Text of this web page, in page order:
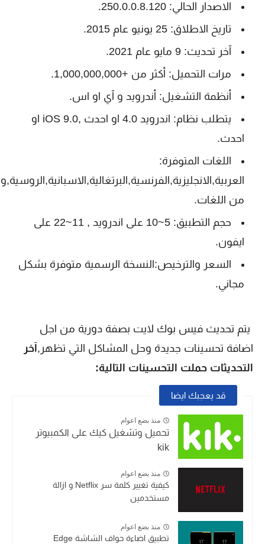
الاصدار الحالي: 250.0.0.8.120.
تاريخ الاطلاق: 25 يونيو عام 2015.
آخر تحديث: 9 مايو عام 2021.
مرات التحميل: أكثر من +1,000,000,000.
أنظمة التشغيل: أندرويد و آي او اس.
يتطلب نظام: اندرويد 4.0 او احدث ,iOS 9.0 او
احدث.
اللغات المتوفرة:
من اللغات.
حجم التطبيق: 5~10 على اندرويد , 11~22 على
ايفون.
السعر والترخيص:النسخة الرسمية متوفرة بشكل
مجاني.
يتم تحديث فيس بوك لايت بصفة دورية من اجل
اضافة تحسينات جديدة وحل المشاكل التي تظهر,آخر
التحديثات حملت التحسينات التالية:
قد يعجبك ايضا
منذ بضع اعوام
تحميل وتشغيل كيك على الكمبيوتر
kik
منذ بضع اعوام
كيفية تغيير كلمة سر Netflix و ازالة
مستخدمين
منذ بضع اعوام
تطبيق اضاءة حواف الشاشة Edge